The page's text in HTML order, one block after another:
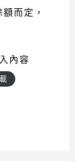
而定，
內容